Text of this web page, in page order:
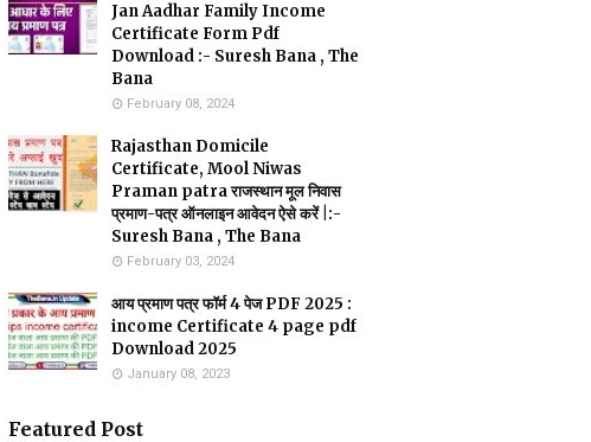
Jan Aadhar Family Income
Certificate Form Pdf
Download :- Suresh Bana , The
Bana
February 08, 2024
Rajasthan Domicile
Certificate, Mool Niwas
Praman patra राजस्थान मूल निवास
प्रमाण-पत्र ऑनलाइन आवेदन ऐसे करें |:-
Suresh Bana , The Bana
February 03, 2024
आय प्रमाण पत्र फॉर्म 4 पेज PDF 2025 :
income Certificate 4 page pdf
Download 2025
January 08, 2023
Featured Post